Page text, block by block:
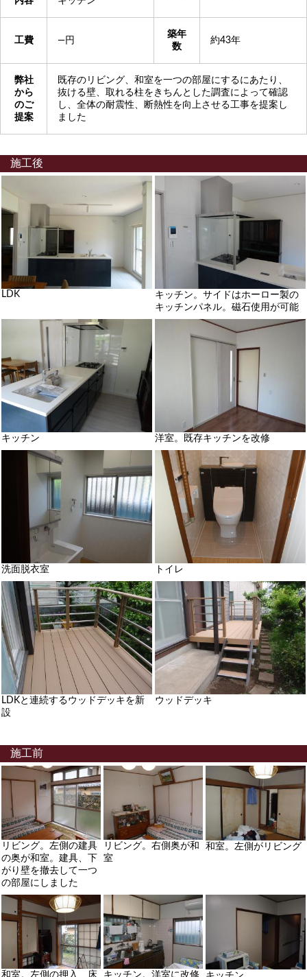
工費 ―円
築年
数
約43年
弊社
から
のご
提案
既存のリビング、和室を一つの部屋にするにあたり、
抜ける壁、取れる柱をきちんとした調査によって確認
し、全体の耐震性、断熱性を向上させる工事を提案し
ました
施工後
LDK
キッチン。サイドはホーロー製の
キッチンパネル。磁石使用が可能
キッチン 洋室。既存キッチンを改修
洗面脱衣室 トイレ
LDKと連続するウッドデッキを新
設
ウッドデッキ
施工前
リビング。左側の建具
の奥が和室。建具、下
がり壁を撤去して一つ
の部屋にしました
リビング。右側奥が和
室
和室。左側がリビング